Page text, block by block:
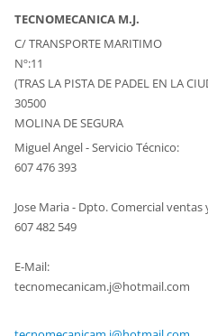
TECNOMECANICA M.J.
C/ TRANSPORTE MARITIMO
Nº:11
(TRAS LA PISTA DE PADEL EN LA
30500
MOLINA DE SEGURA
Miguel Angel - Servicio Técnico:
607 476 393
Jose Maria - Dpto. Comercial ventas
607 482 549
E-Mail:
tecnomecanicam.j@hotmail.com